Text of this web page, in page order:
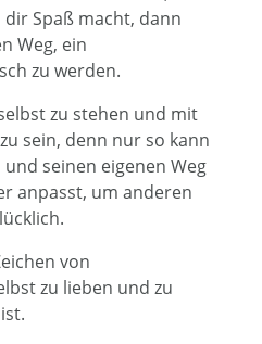
Spaß macht, dann
Weg, ein
zu werden.
zu stehen und mit
sein, denn nur so kann
seinen eigenen Weg
anpasst, um anderen
von
zu lieben und zu